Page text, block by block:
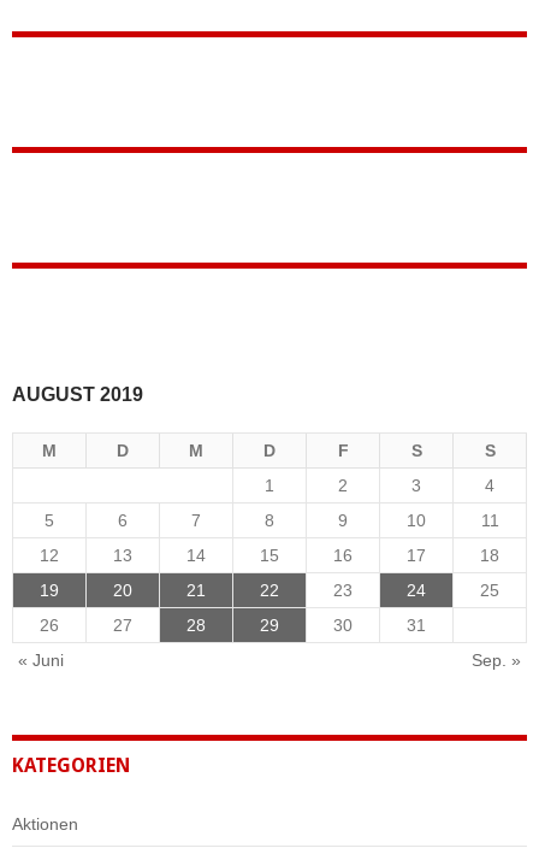
AUGUST 2019
M D M D F S
S
1
2 3
4
5
6 7 8 9 10
11
12
13 14 15 16 17
18
19
20 21 22 23 24
25
26
27 28 29 30
31
« Juni
Sep. »
KATEGORIEN
Aktionen